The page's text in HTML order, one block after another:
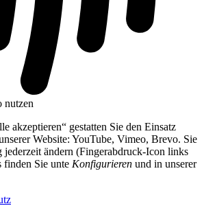
nutzen
akzeptieren“ gestatten Sie den Einsatz
Website: YouTube, Vimeo, Brevo. Sie
jederzeit ändern (Fingerabdruck-Icon links
finden Sie unte Konfigurieren und in unserer